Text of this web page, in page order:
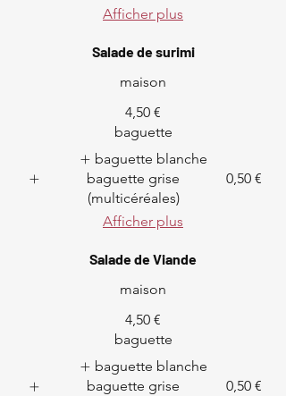
Afficher plus
Salade de surimi
maison
4,50 €
baguette
baguette blanche
baguette grise
(multicéréales)
0,50 €
Afficher plus
Salade de Viande
maison
4,50 €
baguette
baguette blanche
baguette grise
0,50 €